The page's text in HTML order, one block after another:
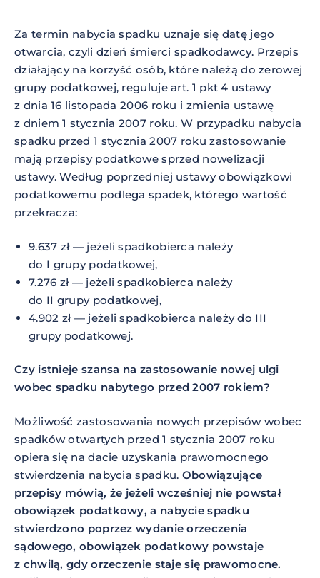
Za termin nabycia spadku uznaje się datę jego
otwarcia, czyli dzień śmierci spadkodawcy. Przepis
działający na korzyść osób, które należą do zerowej
grupy podatkowej, reguluje art. 1 pkt 4 ustawy
z dnia 16 listopada 2006 roku i zmienia ustawę
z dniem 1 stycznia 2007 roku. W przypadku nabycia
spadku przed 1 stycznia 2007 roku zastosowanie
mają przepisy podatkowe sprzed nowelizacji
ustawy. Według poprzedniej ustawy obowiązkowi
podatkowemu podlega spadek, którego wartość
przekracza:
9.637 zł — jeżeli spadkobierca należy
do I grupy podatkowej,
7.276 zł — jeżeli spadkobierca należy
do II grupy podatkowej,
4.902 zł — jeżeli spadkobierca należy do III
grupy podatkowej.
Czy istnieje szansa na zastosowanie nowej ulgi
wobec spadku nabytego przed 2007 rokiem?
Możliwość zastosowania nowych przepisów wobec
spadków otwartych przed 1 stycznia 2007 roku
opiera się na dacie uzyskania prawomocnego
stwierdzenia nabycia spadku. Obowiązujące
przepisy mówią, że jeżeli wcześniej nie powstał
obowiązek podatkowy, a nabycie spadku
stwierdzono poprzez wydanie orzeczenia
sądowego, obowiązek podatkowy powstaje
z chwilą, gdy orzeczenie staje się prawomocne.